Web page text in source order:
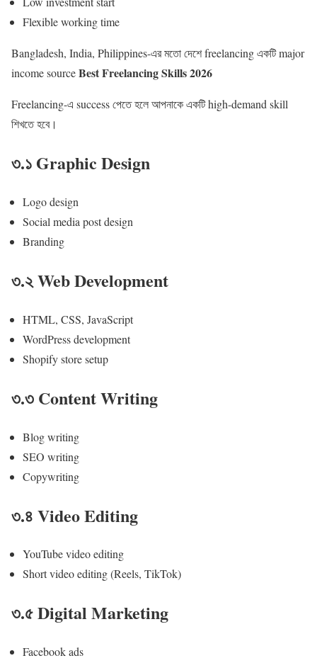
Flexible working time
Bangladesh, India, Philippines-এর মতো দেশে freelancing একটি major
income sourceBest Freelancing Skills 2026
Freelancing-এ success পেতে হলে আপনাকে একটি high-demand skill
শিখতে হবে।
৩.১ Graphic Design
Logo design
Social media post design
Branding
৩.২ Web Development
HTML, CSS, JavaScript
WordPress development
Shopify store setup
৩.৩ Content Writing
Blog writing
SEO writing
Copywriting
৩.৪ Video Editing
YouTube video editing
Short video editing (Reels, TikTok)
৩.৫ Digital Marketing
Facebook ads